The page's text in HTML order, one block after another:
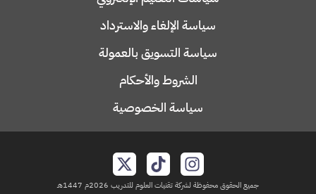
سياسة الإلغاء والاسترداد
سياسة التسويق بالعمولة
الشروط والأحكام
سياسة الخصوصية
جميع الحقوق محفوظة لشركة تقنيات العلوم للتدريب 2026م 1447هـ